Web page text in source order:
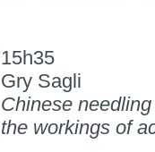
15h35
Gry Sagli
Chinese
the workings of